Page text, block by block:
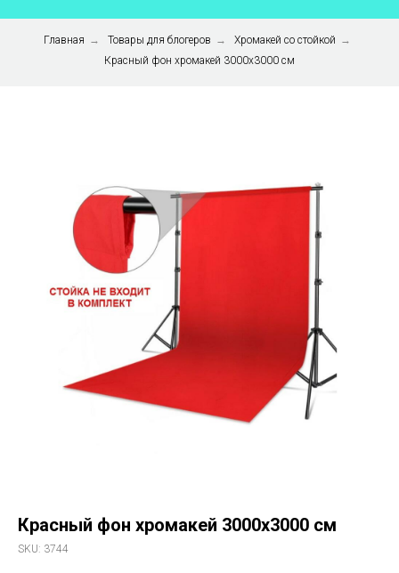
Главная → Товары для блогеров → Хромакей со стойкой →
Красный фон хромакей 3000x3000 см
Красный фон хромакей 3000x3000 см
SKU: 3744